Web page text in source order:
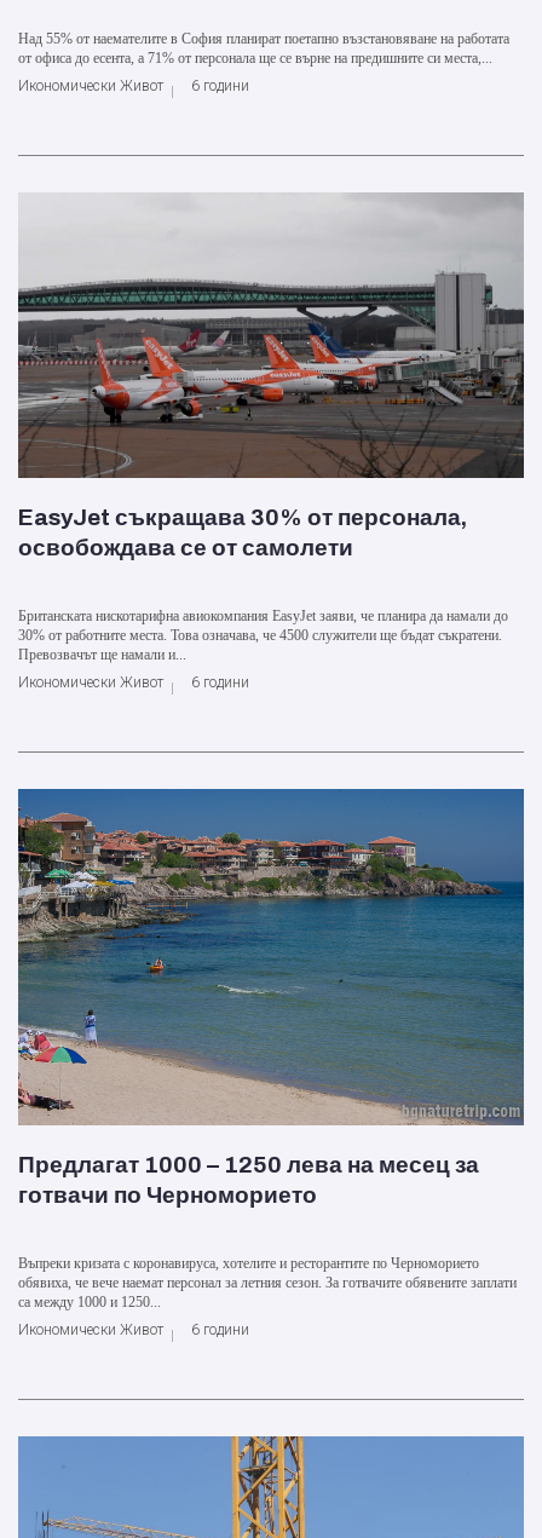
Над 55% от наемателите в София планират поетапно възстановяване на работата
от офиса до есента, а 71% от персонала ще се върне на предишните си места,...
Икономически Живот
6 години
EasyJet съкращава 30% от персонала,
освобождава се от самолети
Британската нискотарифна авиокомпания EasyJet заяви, че планира да намали до
30% от работните места. Това означава, че 4500 служители ще бъдат съкратени.
Превозвачът ще намали и...
Икономически Живот
6 години
Предлагат 1000 – 1250 лева на месец за
готвачи по Черноморието
Въпреки кризата с коронавируса, хотелите и ресторантите по Черноморието
обявиха, че вече наемат персонал за летния сезон. За готвачите обявените заплати
са между 1000 и 1250...
Икономически Живот
6 години